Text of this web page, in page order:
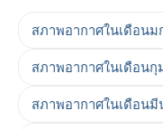
สภาพอากาศในเดือนม
สภาพอากาศในเดือน
สภาพอากาศในเดือน